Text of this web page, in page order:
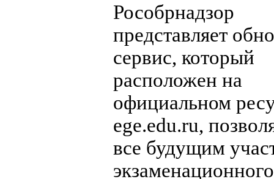
Рособрнадзор
представляет
сервис, который
расположен на
официальном
ege.edu.ru,
все будущим
экзаменационного